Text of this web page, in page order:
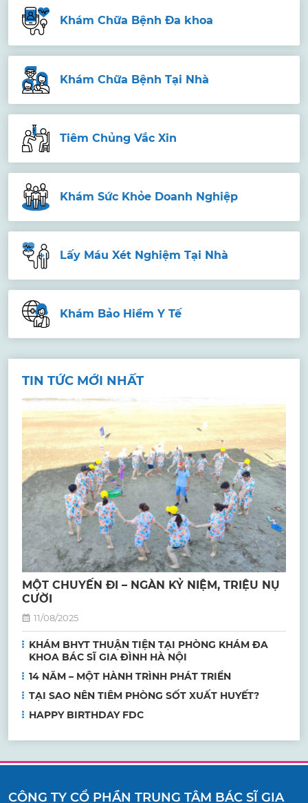
Khám Chữa Bệnh Đa khoa
Khám Chữa Bệnh Tại Nhà
Tiêm Chủng Vắc Xin
Khám Sức Khỏe Doanh Nghiệp
Lấy Máu Xét Nghiệm Tại Nhà
Khám Bảo Hiểm Y Tế
TIN TỨC MỚI NHẤT
MỘT CHUYẾN ĐI – NGÀN KỶ NIỆM, TRIỆU NỤ
CƯỜI
11/08/2025
KHÁM BHYT THUẬN TIỆN TẠI PHÒNG KHÁM ĐA
KHOA BÁC SĨ GIA ĐÌNH HÀ NỘI
14 NĂM – MỘT HÀNH TRÌNH PHÁT TRIỂN
TẠI SAO NÊN TIÊM PHÒNG SỐT XUẤT HUYẾT?
HAPPY BIRTHDAY FDC
CÔNG TY CỔ PHẦN TRUNG TÂM BÁC SĨ GIA